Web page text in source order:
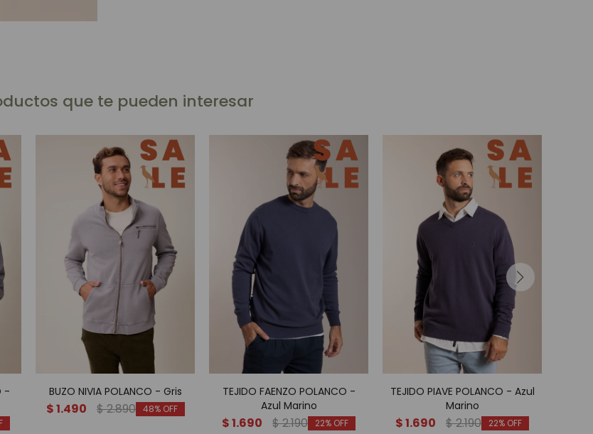
que te pueden interesar
-
BUZO NIVIA POLANCO - Gris
$1.490 $2.890 48
TEJIDO FAENZO POLANCO -
Azul Marino
$1.690 $2.190 22
TEJIDO PIAVE POLANCO - Azul
Marino
$1.690 $2.190 22